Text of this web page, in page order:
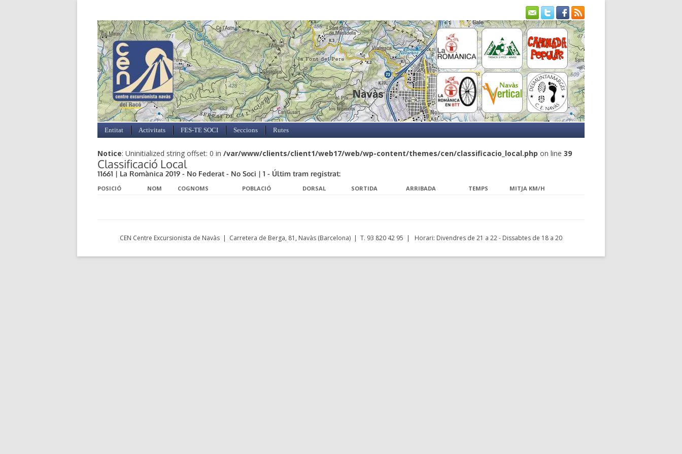
Skip to content
Entitat Activitats FES-TE SOCI Seccions Rutes
Notice: Uninitialized string offset: 0 in /var/www/clients/client1/web17/web/wp-content/themes/cen/classificacio_local.php on line 39
Classificació Local
11661 | La Romànica 2019 - No Federat - No Soci | 1 - Últim tram registrat:
POSICIÓ NOM COGNOMS POBLACIÓ DORSAL SORTIDA ARRIBADA TEMPS MITJA KM/H
CEN Centre Excursionista de Navàs | Carretera de Berga, 81, Navàs (Barcelona) | T. 93 820 42 95 | Horari: Divendres de 21 a 22 - Dissabtes de 18 a 20